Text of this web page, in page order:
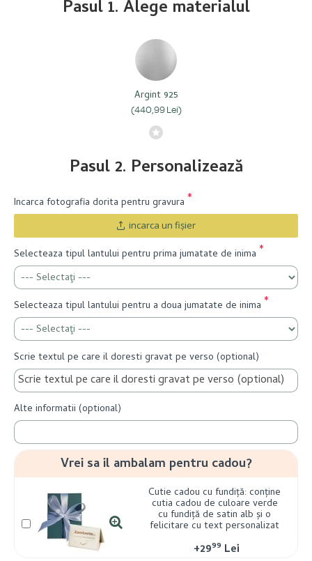
Pasul 1. Alege materialul
Argint 925
(440,99 Lei)
Pasul 2. Personalizează
Incarca fotografia dorita pentru gravura
incarca un fişier
Selecteaza tipul lantului pentru prima jumatate de inima
Selecteaza tipul lantului pentru a doua jumatate de inima
Scrie textul pe care il doresti gravat pe verso (optional)
Alte informatii (optional)
Vrei sa il ambalam pentru cadou?
Cutie cadou cu fundiță: conține
cutia cadou de culoare verde
cu fundiță de satin alb și o
felicitare cu text personalizat
+2999 Lei